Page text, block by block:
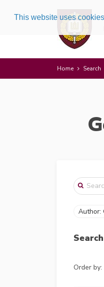
This website uses
Home Search
Author:
Order by: